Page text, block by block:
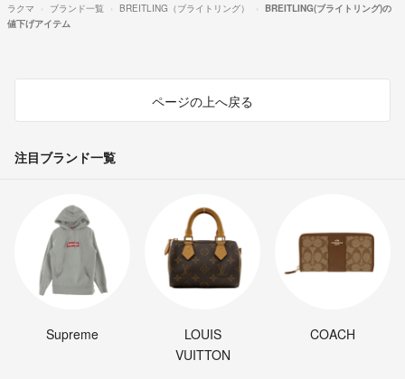
ラクマ ブランド一覧 BREITLING（ブライトリング）
BREITLING(ブライトリング)の
値下げアイテム
ページの上へ戻る
注目ブランド一覧
Supreme
LOUIS
VUITTON
COACH